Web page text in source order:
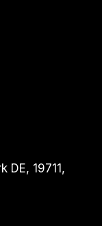
DE, 19711,